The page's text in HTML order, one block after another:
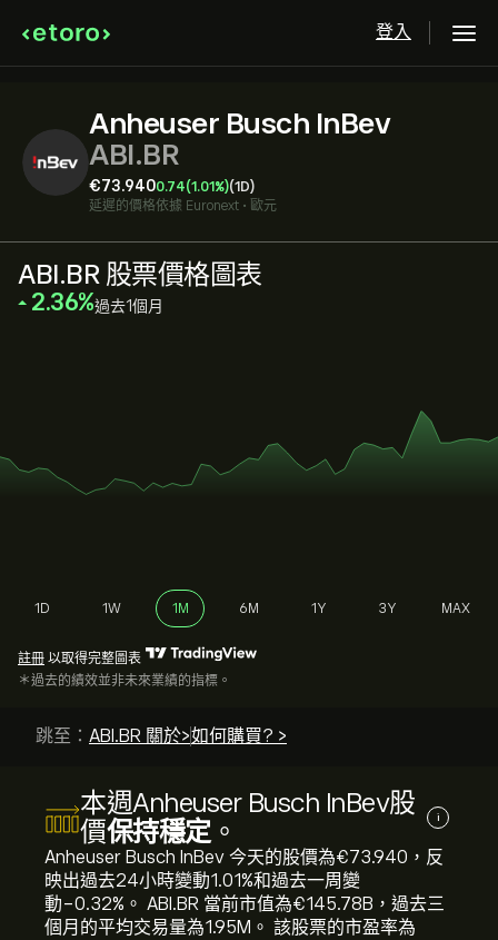
登入
Anheuser Busch InBev
ABI.BR
‎€‎73.9400.74(1.01%)(1D)
延遲的價格依據 Euronext • 歐元
ABI.BR 股票價格圖表
‎2.36‎ 過去1個月
1D 1W 1M 6M 1Y 3Y MAX
註冊 以取得完整圖表
＊過去的績效並非未來業績的指標。
跳至： ABI.BR 關於>如何購買? >
本週Anheuser Busch InBev股
價保持穩定 。 i
Anheuser Busch InBev 今天的股價為‎€‎73.940，反
映出過去24小時變動‎1.01‎%和過去一周變
動‎-0.32‎%。 ABI.BR 當前市值為‎€‎145.78B，過去三
個月的平均交易量為1.95M。 該股票的市盈率為